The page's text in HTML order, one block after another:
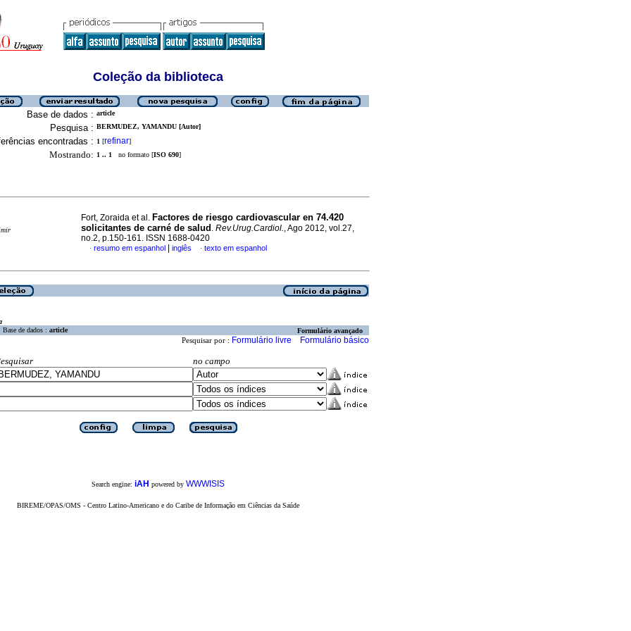
Coleção da biblioteca
Base de dados : article
Pesquisa : BERMUDEZ, YAMANDU [Autor]
encontradas : 1 [refinar]
Mostrando: 1 .. 1 no formato [ISO 690]
Fort, Zoraida et al. Factores de riesgo cardiovascular en 74.420
solicitantes de carné de salud . Rev.Urug.Cardiol., Ago 2012, vol.27,
no.2, p.150-161. ISSN 1688-0420
· resumo em espanhol inglês · texto em espanhol
Base de dados : article Formulário avançado
Pesquisar por : Formulário livre Formulário básico
no campo
Search engine: iAH powered by WWWISIS
BIREME/OPAS/OMS - Centro Latino-Americano e do Caribe de Informação em Ciências da Saúde